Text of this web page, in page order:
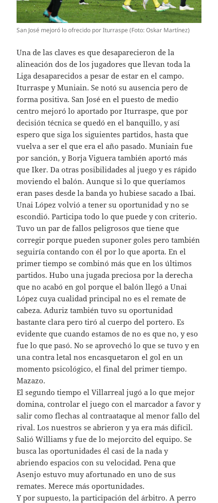
San José mejoró lo ofrecido por Iturraspe (Foto: Oskar Martínez)
Una de las claves es que desaparecieron de la
alineación dos de los jugadores que llevan toda la
Liga desaparecidos a pesar de estar en el campo.
Iturraspe y Muniain. Se notó su ausencia pero de
forma positiva. San José en el puesto de medio
centro mejoró lo aportado por Iturraspe, que por
decisión técnica se quedó en el banquillo, y así
espero que siga los siguientes partidos, hasta que
vuelva a ser el que era el año pasado. Muniain fue
por sanción, y Borja Viguera también aportó más
que Iker. Da otras posibilidades al juego y es rápido
moviendo el balón. Aunque si lo que queríamos
eran pases desde la banda yo hubiese sacado a Ibai.
Unai López volvió a tener su oportunidad y no se
escondió. Participa todo lo que puede y con criterio.
Tuvo un par de fallos peligrosos que tiene que
corregir porque pueden suponer goles pero también
seguiría contando con él por lo que aporta. En el
primer tiempo se combinó más que en los últimos
partidos. Hubo una jugada preciosa por la derecha
que no acabó en gol porque el balón llegó a Unai
López cuya cualidad principal no es el remate de
cabeza. Aduriz también tuvo su oportunidad
bastante clara pero tiró al cuerpo del portero. Es
evidente que cuando estamos de no es que no, y eso
fue lo que pasó. No se aprovechó lo que se tuvo y en
una contra letal nos encasquetaron el gol en un
momento psicológico, el final del primer tiempo.
Mazazo.
El segundo tiempo el Villarreal jugó a lo que mejor
domina, controlar el juego con el marcador a favor y
salir como flechas al contraataque al menor fallo del
rival. Los nuestros se abrieron y ya era más difícil.
Salió Williams y fue de lo mejorcito del equipo. Se
busca las oportunidades él casi de la nada y
abriendo espacios con su velocidad. Pena que
Asenjo estuvo muy afortunado en uno de sus
remates. Merece más oportunidades.
Y por supuesto, la participación del árbitro. A perro